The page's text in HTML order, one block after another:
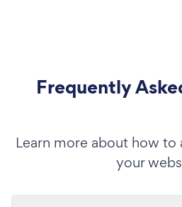
Frequently
Learn more about how to
your